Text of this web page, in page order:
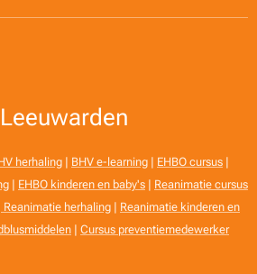
herhaling | BHV e-learning | EHBO cursus |
| EHBO kinderen en baby's | Reanimatie cursus
Reanimatie herhaling | Reanimatie kinderen en
| Cursus preventiemedewerker